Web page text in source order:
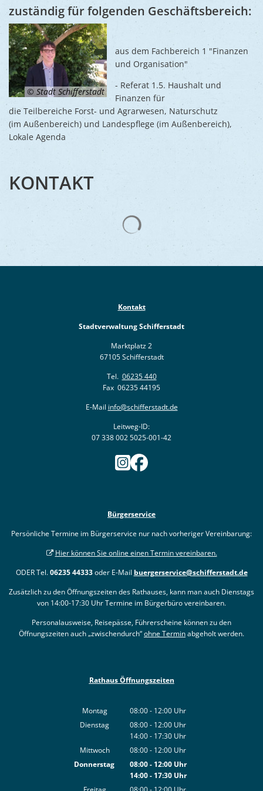
Ukraine
Bauen,
zuständig für folgenden Geschäftsbereich:
© Stadt Schifferstadt
aus dem Fachbereich 1 "Finanzen
und Organisation"
- Referat 1.5. Haushalt und
Finanzen für
die Teilbereiche Forst- und Agrarwesen, Naturschutz
(im Außenbereich) und Landespflege (im Außenbereich),
Lokale Agenda
KONTAKT
Kontakt
Stadtverwaltung Schifferstadt
Marktplatz 2
67105 Schifferstadt
Tel. 06235 440
Fax 06235 44195
E-Mail info@schifferstadt.de
Leitweg-ID:
07 338 002 5025-001-42
Bürgerservice
Persönliche Termine im Bürgerservice nur nach vorheriger Vereinbarung:
Hier können Sie online einen Termin vereinbaren.
ODER Tel.06235 44333oder E-Mail buergerservice@schifferstadt.de
Zusätzlich zu den Öffnungszeiten des Rathauses, kann man auch Dienstags
von 14:00-17:30 Uhr Termine im Bürgerbüro vereinbaren.
Personalausweise, Reisepässe, Führerscheine können zu den
Öffnungszeiten auch „zwischendurch“ohne Terminabgeholt werden.
Rathaus Öffnungszeiten
Montag 08:00- 12:00 Uhr
Von 08:00 bis 12:00 Uhr
Dienstag 08:00- 12:00 Uhr
Von 08:00 bis 12:00 Uhr
14:00- 17:30 Uhr
Von 14:00 bis 17:30 Uhr
Mittwoch 08:00- 12:00 Uhr
Von 08:00 bis 12:00 Uhr
Donnerstag 08:00- 12:00Uhr
Von 08:00 bis 12:00 Uhr
14:00- 17:30Uhr
Von 14:00 bis 17:30 Uhr